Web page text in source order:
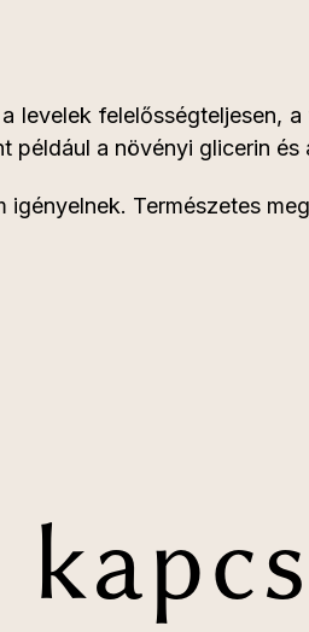
levelek felelősségteljesen,
a növényi glicerin és
Természetes